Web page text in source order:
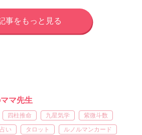
事をもっと見る
マ先生
四柱推命 九星気学
紫微斗数
い
タロット
ルノルマンカード